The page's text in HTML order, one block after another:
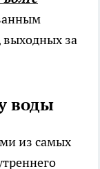
за
воды
из самых